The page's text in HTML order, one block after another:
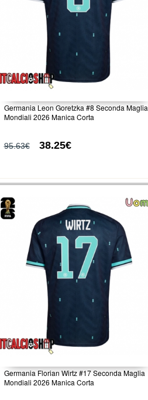
Germania Leon Goretzka #8 Seconda Maglia
Mondiali 2026 Manica Corta
95.63€ 38.25€
Germania Florian Wirtz #17 Seconda Maglia
Mondiali 2026 Manica Corta